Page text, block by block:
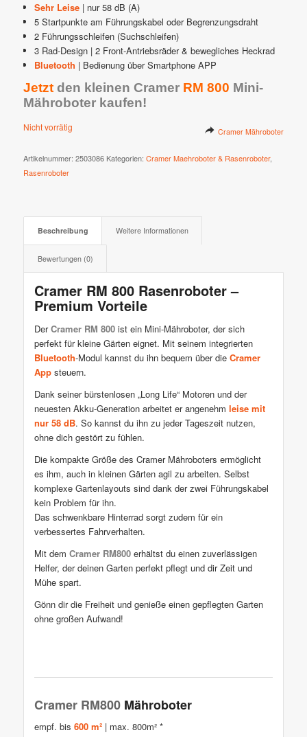
Sehr Leise | nur 58 dB (A)
5 Startpunkte am Führungskabel oder Begrenzungsdraht
2 Führungsschleifen (Suchschleifen)
3 Rad-Design | 2 Front-Antriebsräder & bewegliches Heckrad
Bluetooth | Bedienung über Smartphone APP
Jetzt den kleinen Cramer RM 800 Mini-
Mähroboter kaufen!
Cramer Mähroboter
Nicht vorrätig
Artikelnummer: 2503086 Kategorien: Cramer Maehroboter & Rasenroboter,
Rasenroboter
Beschreibung Weitere Informationen
Bewertungen (0)
Cramer RM 800 Rasenroboter –
Premium Vorteile
DerCramer RM 800ist ein Mini-Mähroboter, der sich
perfekt für kleine Gärten eignet. Mit seinem integrierten
Bluetooth-Modul kannst du ihn bequem über die Cramer
Appsteuern.
Dank seiner bürstenlosen „Long Life“ Motoren und der
neuesten Akku-Generation arbeitet er angenehm leise mit
nur 58 dB. So kannst du ihn zu jeder Tageszeit nutzen,
ohne dich gestört zu fühlen.
Die kompakte Größe des Cramer Mähroboters ermöglicht
es ihm, auch in kleinen Gärten agil zu arbeiten. Selbst
komplexe Gartenlayouts sind dank der zwei Führungskabel
kein Problem für ihn.
Das schwenkbare Hinterrad sorgt zudem für ein
verbessertes Fahrverhalten.
Mit dem Cramer RM800erhältst du einen zuverlässigen
Helfer, der deinen Garten perfekt pflegt und dir Zeit und
Mühe spart.
Gönn dir die Freiheit und genieße einen gepflegten Garten
ohne großen Aufwand!
Cramer RM800 Mähroboter
empf. bis 600 m²| max. 800m² *